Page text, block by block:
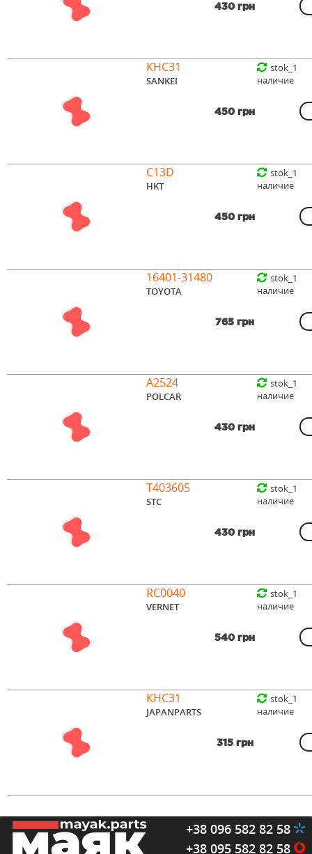
430 грн
KHC31
SANKEI
450 грн
stok_1
наличие
C13D
HKT
450 грн
stok_1
наличие
16401-31480
TOYOTA
765 грн
stok_1
наличие
A2524
POLCAR
430 грн
stok_1
наличие
T403605
STC
430 грн
stok_1
наличие
RC0040
VERNET
540 грн
stok_1
наличие
KHC31
JAPANPARTS
315 грн
stok_1
наличие
+38 096 582 82 58
+38 095 582 82 58